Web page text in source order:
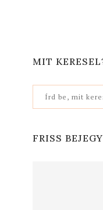
MIT
FRISS